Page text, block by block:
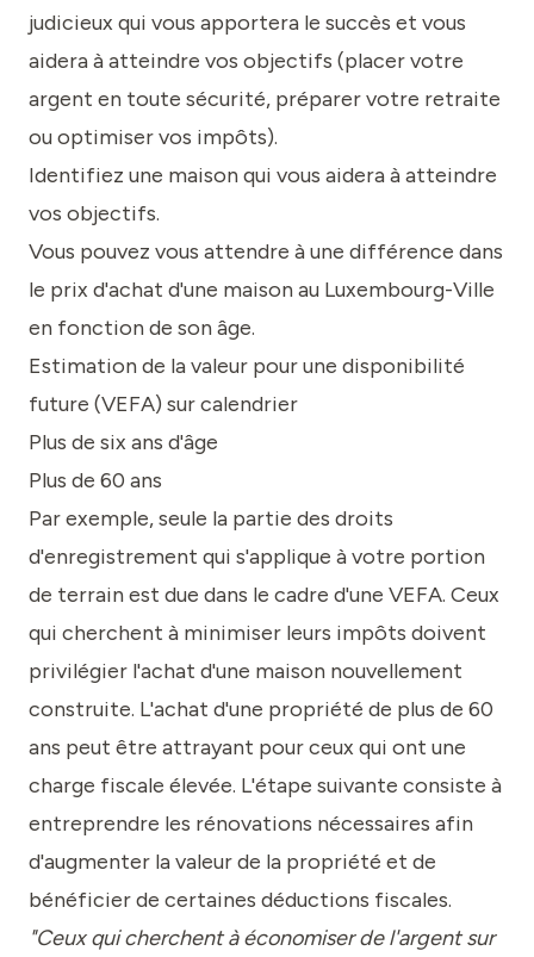
judicieux qui vous apportera le succès et vous
aidera à atteindre vos objectifs (placer votre
argent en toute sécurité, préparer votre retraite
ou optimiser vos impôts).
Identifiez une maison qui vous aidera à atteindre
vos objectifs.
Vous pouvez vous attendre à une différence dans
le prix d'achat d'une maison au Luxembourg-Ville
en fonction de son âge.
Estimation de la valeur pour une disponibilité
future (VEFA) sur calendrier
Plus de six ans d'âge
Plus de 60 ans
Par exemple, seule la partie des droits
d'enregistrement qui s'applique à votre portion
de terrain est due dans le cadre d'une VEFA. Ceux
qui cherchent à minimiser leurs impôts doivent
privilégier l'achat d'une maison nouvellement
construite. L'achat d'une propriété de plus de 60
ans peut être attrayant pour ceux qui ont une
charge fiscale élevée. L'étape suivante consiste à
entreprendre les rénovations nécessaires afin
d'augmenter la valeur de la propriété et de
bénéficier de certaines déductions fiscales.
"Ceux qui cherchent à économiser de l'argent sur